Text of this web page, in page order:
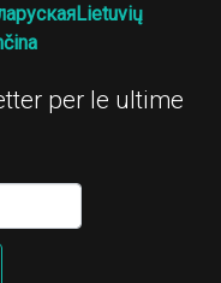
Lietuvių
per le ultime